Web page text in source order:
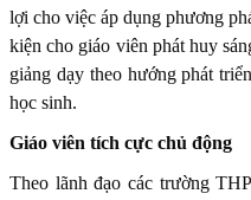
lợi cho việc áp dụng phương
kiện cho giáo viên phát huy
giảng dạy theo hướng phát
học sinh.
Giáo viên tích cực chủ động
Theo lãnh đạo các trường